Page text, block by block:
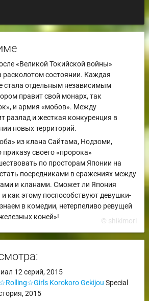
«Великой Токийской войны»
расколотом состоянии. Каждая
стала отдельным независимым
правит свой монарх, так
и армия «мобов». Между
разлад и жесткая конкуренция в
новых территорий.
из клана Сайтама, Нодзоми,
своего «пророка»
по просторам Японии на
посредниками в сражениях между
и кланами. Сможет ли Япония
и как этому поспособствуют девушки-
в комедии, нетерпеливо ревущей
коней»!
© shikimori
12 серий,2015
Korokoro Gekijou Special
,2015